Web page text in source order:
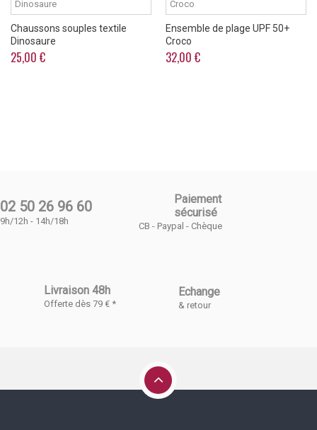
Chaussons souples textile
Dinosaure
25,00 €
Ensemble de plage UPF 50+
Croco
32,00 €
02 50 26 96 60
9h/12h - 14h/18h
Paiement
sécurisé
CB - Paypal - Chèque
Livraison 48h
Offerte dès 79 € *
Echange
& retour